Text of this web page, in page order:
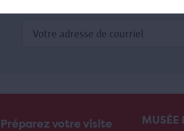
Préparez votre visite MUSÉE